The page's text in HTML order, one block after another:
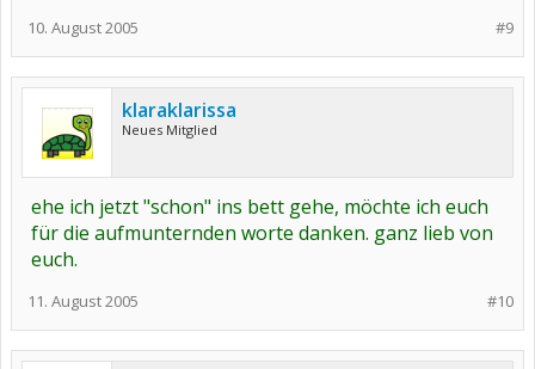
#9
10. August 2005
klaraklarissa
Neues Mitglied
ehe ich jetzt "schon" ins bett gehe, möchte ich euch
für die aufmunternden worte danken. ganz lieb von
euch.
#10
11. August 2005